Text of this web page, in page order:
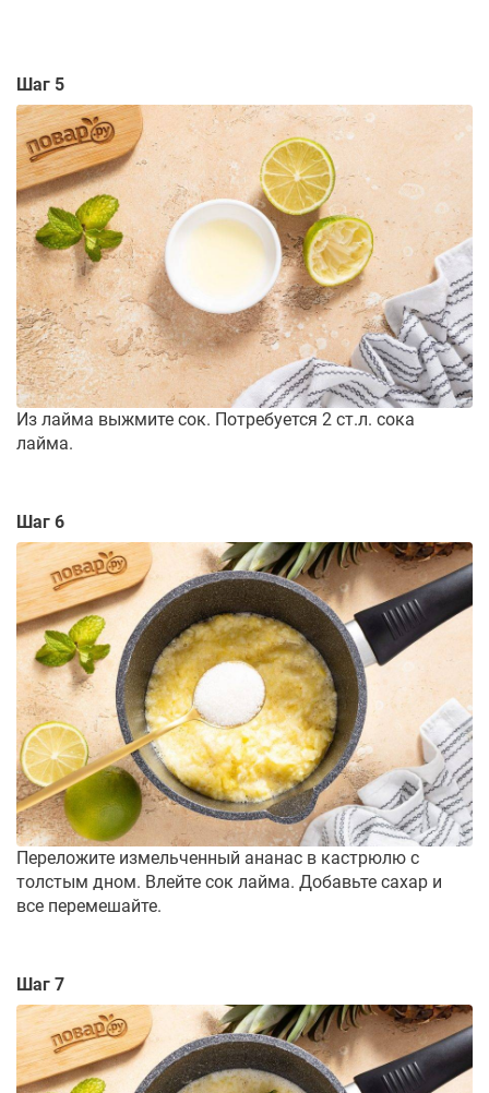
Шаг 5
Из лайма выжмите сок. Потребуется 2 ст.л. сока
лайма.
Шаг 6
Переложите измельченный ананас в кастрюлю с
толстым дном. Влейте сок лайма. Добавьте сахар и
все перемешайте.
Шаг 7